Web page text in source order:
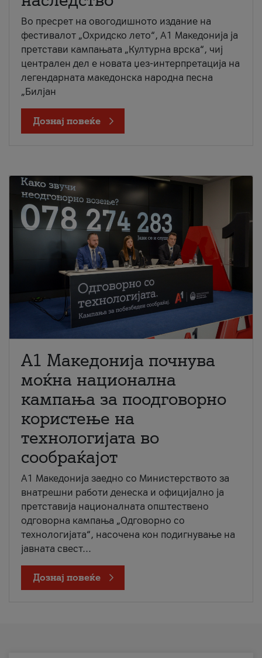
Во пресрет на овогодишното издание на
фестивалот „Охридско лето“, А1 Македонија ја
претстави кампањата „Културна врска“, чиј
централен дел е новата џез-интерпретација на
легендарната македонска народна песна
„Билјан
Дознај повеќе
A1 Македонија почнува
моќна национална
кампања за поодговорно
користење на
технологијата во
сообраќајот
A1 Македонија заедно со Министерството за
внатрешни работи денеска и официјално ја
претставија националната општествено
одговорна кампања „Одговорно со
технологијата“, насочена кон подигнување на
јавната свест...
Дознај повеќе